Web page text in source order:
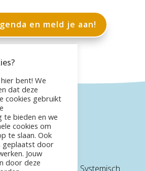
en meld je aan!
Live4Fit
in Ademtherapie, Systemisch
bent! We
dat deze
cookies gebruikt
te bieden en we
cookies om
te slaan. Ook
geplaatst door
Jouw
door deze